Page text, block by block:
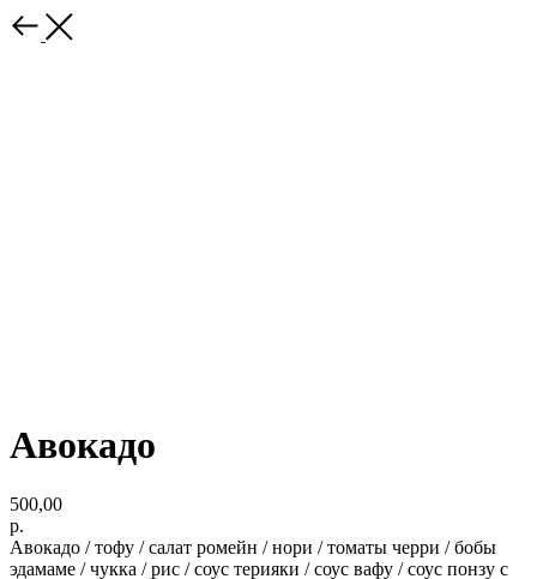
Авокадо
500,00
р.
Авокадо / тофу / салат ромейн / нори / томаты черри / бобы
эдамаме / чукка / рис / соус терияки / соус вафу / соус понзу с